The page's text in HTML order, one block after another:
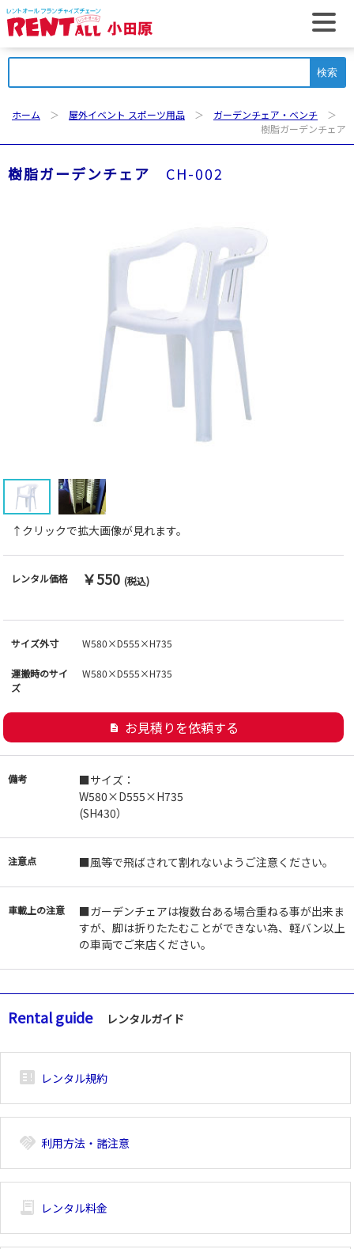
索:
ホーム ＞ 屋外イベント スポーツ用品 ＞ ガーデンチェア・ベンチ ＞
樹脂ガーデンチェア
樹脂ガーデンチェア CH-002
↑クリックで拡大画像が見れます。
レンタル価格 ￥550 (税込)
サイズ外寸 W580×D555×H735
運搬時のサイ
ズ
W580×D555×H735
description お見積りを依頼する
備考
■サイズ：
W580×D555×H735
(SH430）
注意点 ■風等で飛ばされて割れないようご注意ください。
車載上の注意
■ガーデンチェアは複数台ある場合重ねる事が出来ま
すが、脚は折りたたむことができない為、軽バン以上
の車両でご来店ください。
Rental guide レンタルガイド
breaking_news_alt_1 レンタル規約
handshake 利用方法・諸注意
receipt_long レンタル料金
t